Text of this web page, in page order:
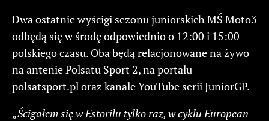
Dwa ostatnie wyścigi sezonu juniorskich MŚ Moto3
odbędą się w środę odpowiednio o 12:00 i 15:00
polskiego czasu. Oba będą relacjonowane na żywo
na antenie Polsatu Sport 2, na portalu
polsatsport.pl oraz kanale YouTube serii JuniorGP.
„Ścigałem się w Estorilu tylko raz, w cyklu European